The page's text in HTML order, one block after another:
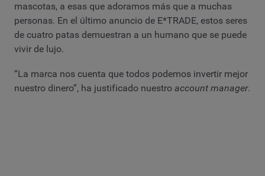
mascotas, a esas que adoramos más que a muchas
personas. En el último anuncio de E*TRADE, estos seres
de cuatro patas demuestran a un humano que se puede
vivir de lujo.
“La marca nos cuenta que todos podemos invertir mejor
nuestro dinero”, ha justificado nuestro account manager.